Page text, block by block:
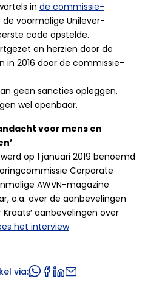
in de commissie-
voormalige Unilever-
code opstelde.
en herzien door de
in 2016 door de commissie-
geen sancties opleggen,
wel openbaar.
voor mens en
op 1 januari 2019 benoemd
Corporate
AWVN-magazine
o.a. over de aanbevelingen
aanbevelingen over
het interview
via: